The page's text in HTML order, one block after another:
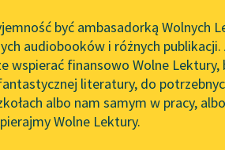
API
OAI-PMH
Widget Wolnych Lektur
być ambasadorką Wolnych
audiobooków i różnych
finansowo Wolne Lektury,
literatury, do
albo nam samym w pracy,
Wolne Lektury.